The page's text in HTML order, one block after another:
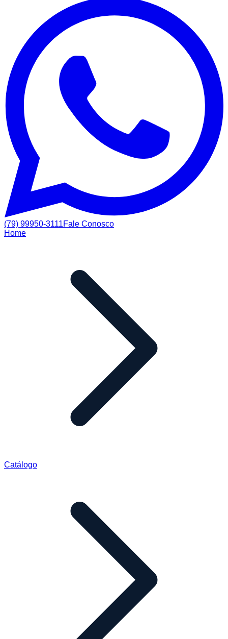
(79) 99950-3111Fale Conosco
Home
Catálogo